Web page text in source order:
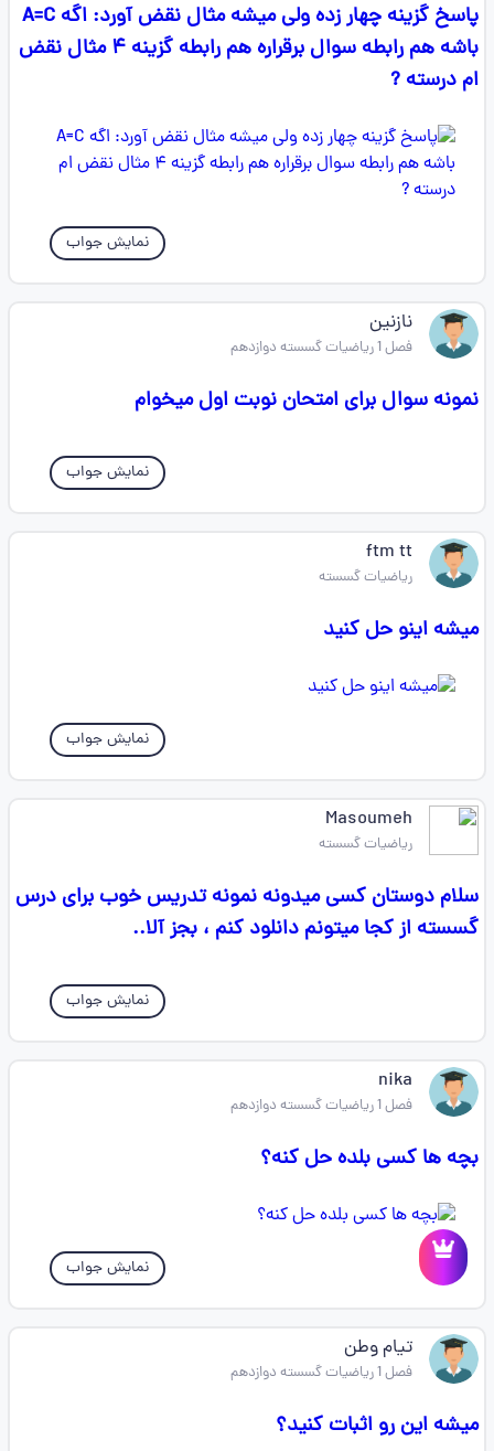
پاسخ گزینه چهار زده ولی میشه مثال نقض آورد: اگه A=C
باشه هم رابطه سوال برقراره هم رابطه گزینه ۴ مثال نقض
ام درسته ?
نمایش جواب
نازنین
فصل 1 ریاضیات گسسته دوازدهم
نمونه سوال برای امتحان نوبت اول میخوام
نمایش جواب
ftm ‌tt
ریاضیات گسسته
میشه اینو حل کنید
نمایش جواب
Masoumeh
ریاضیات گسسته
سلام دوستان کسی میدونه نمونه تدریس خوب برای درس
گسسته از کجا میتونم دانلود کنم ، بجز آلا..
نمایش جواب
nika
فصل 1 ریاضیات گسسته دوازدهم
بچه ها کسی بلده حل کنه؟
نمایش جواب
تیام وطن
فصل 1 ریاضیات گسسته دوازدهم
میشه این رو اثبات کنید؟